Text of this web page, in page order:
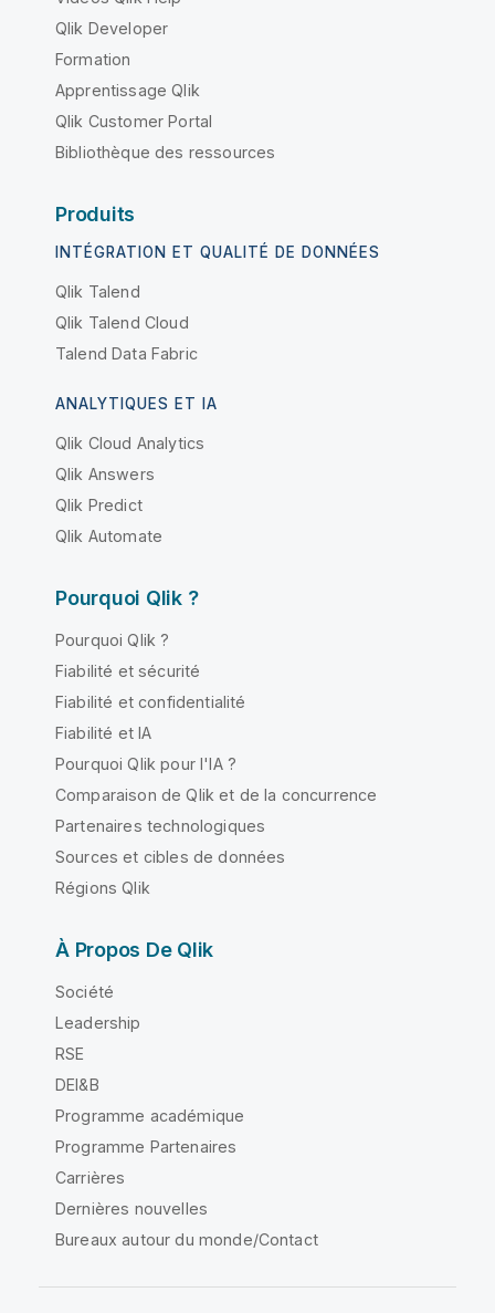
Qlik Developer
Formation
Apprentissage Qlik
Qlik Customer Portal
Bibliothèque des ressources
Produits
INTÉGRATION ET QUALITÉ DE DONNÉES
Qlik Talend
Qlik Talend Cloud
Talend Data Fabric
ANALYTIQUES ET IA
Qlik Cloud Analytics
Qlik Answers
Qlik Predict
Qlik Automate
Pourquoi Qlik ?
Pourquoi Qlik ?
Fiabilité et sécurité
Fiabilité et confidentialité
Fiabilité et IA
Pourquoi Qlik pour l'IA ?
Comparaison de Qlik et de la concurrence
Partenaires technologiques
Sources et cibles de données
Régions Qlik
À Propos De Qlik
Société
Leadership
RSE
DEI&B
Programme académique
Programme Partenaires
Carrières
Dernières nouvelles
Bureaux autour du monde/Contact